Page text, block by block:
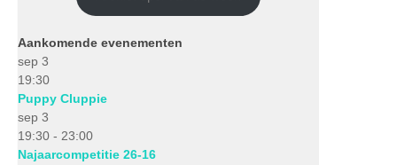
Aankomende evenementen
sep 3
19:30
Puppy Cluppie
sep 3
19:30 - 23:00
Najaarcompetitie 26-16